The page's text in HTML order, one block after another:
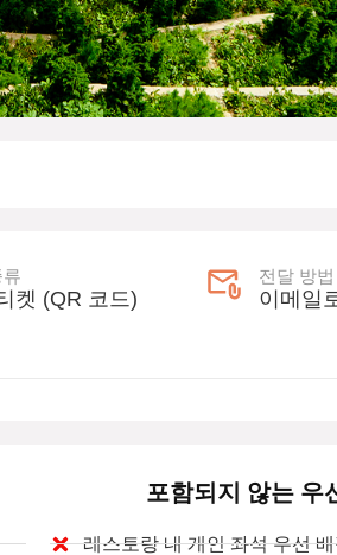
켓 (QR 코드)
전달 방법
이메일
포함되지 않는 우
레스토랑 내 개인 좌석 우선